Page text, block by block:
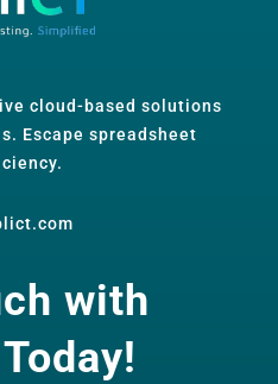
cloud-based solutions
Escape spreadsheet
with